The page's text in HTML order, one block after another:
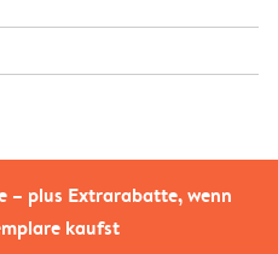
– plus Extrarabatte, wenn
kaufst